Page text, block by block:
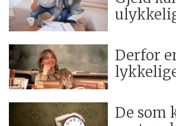
Derfor
De som